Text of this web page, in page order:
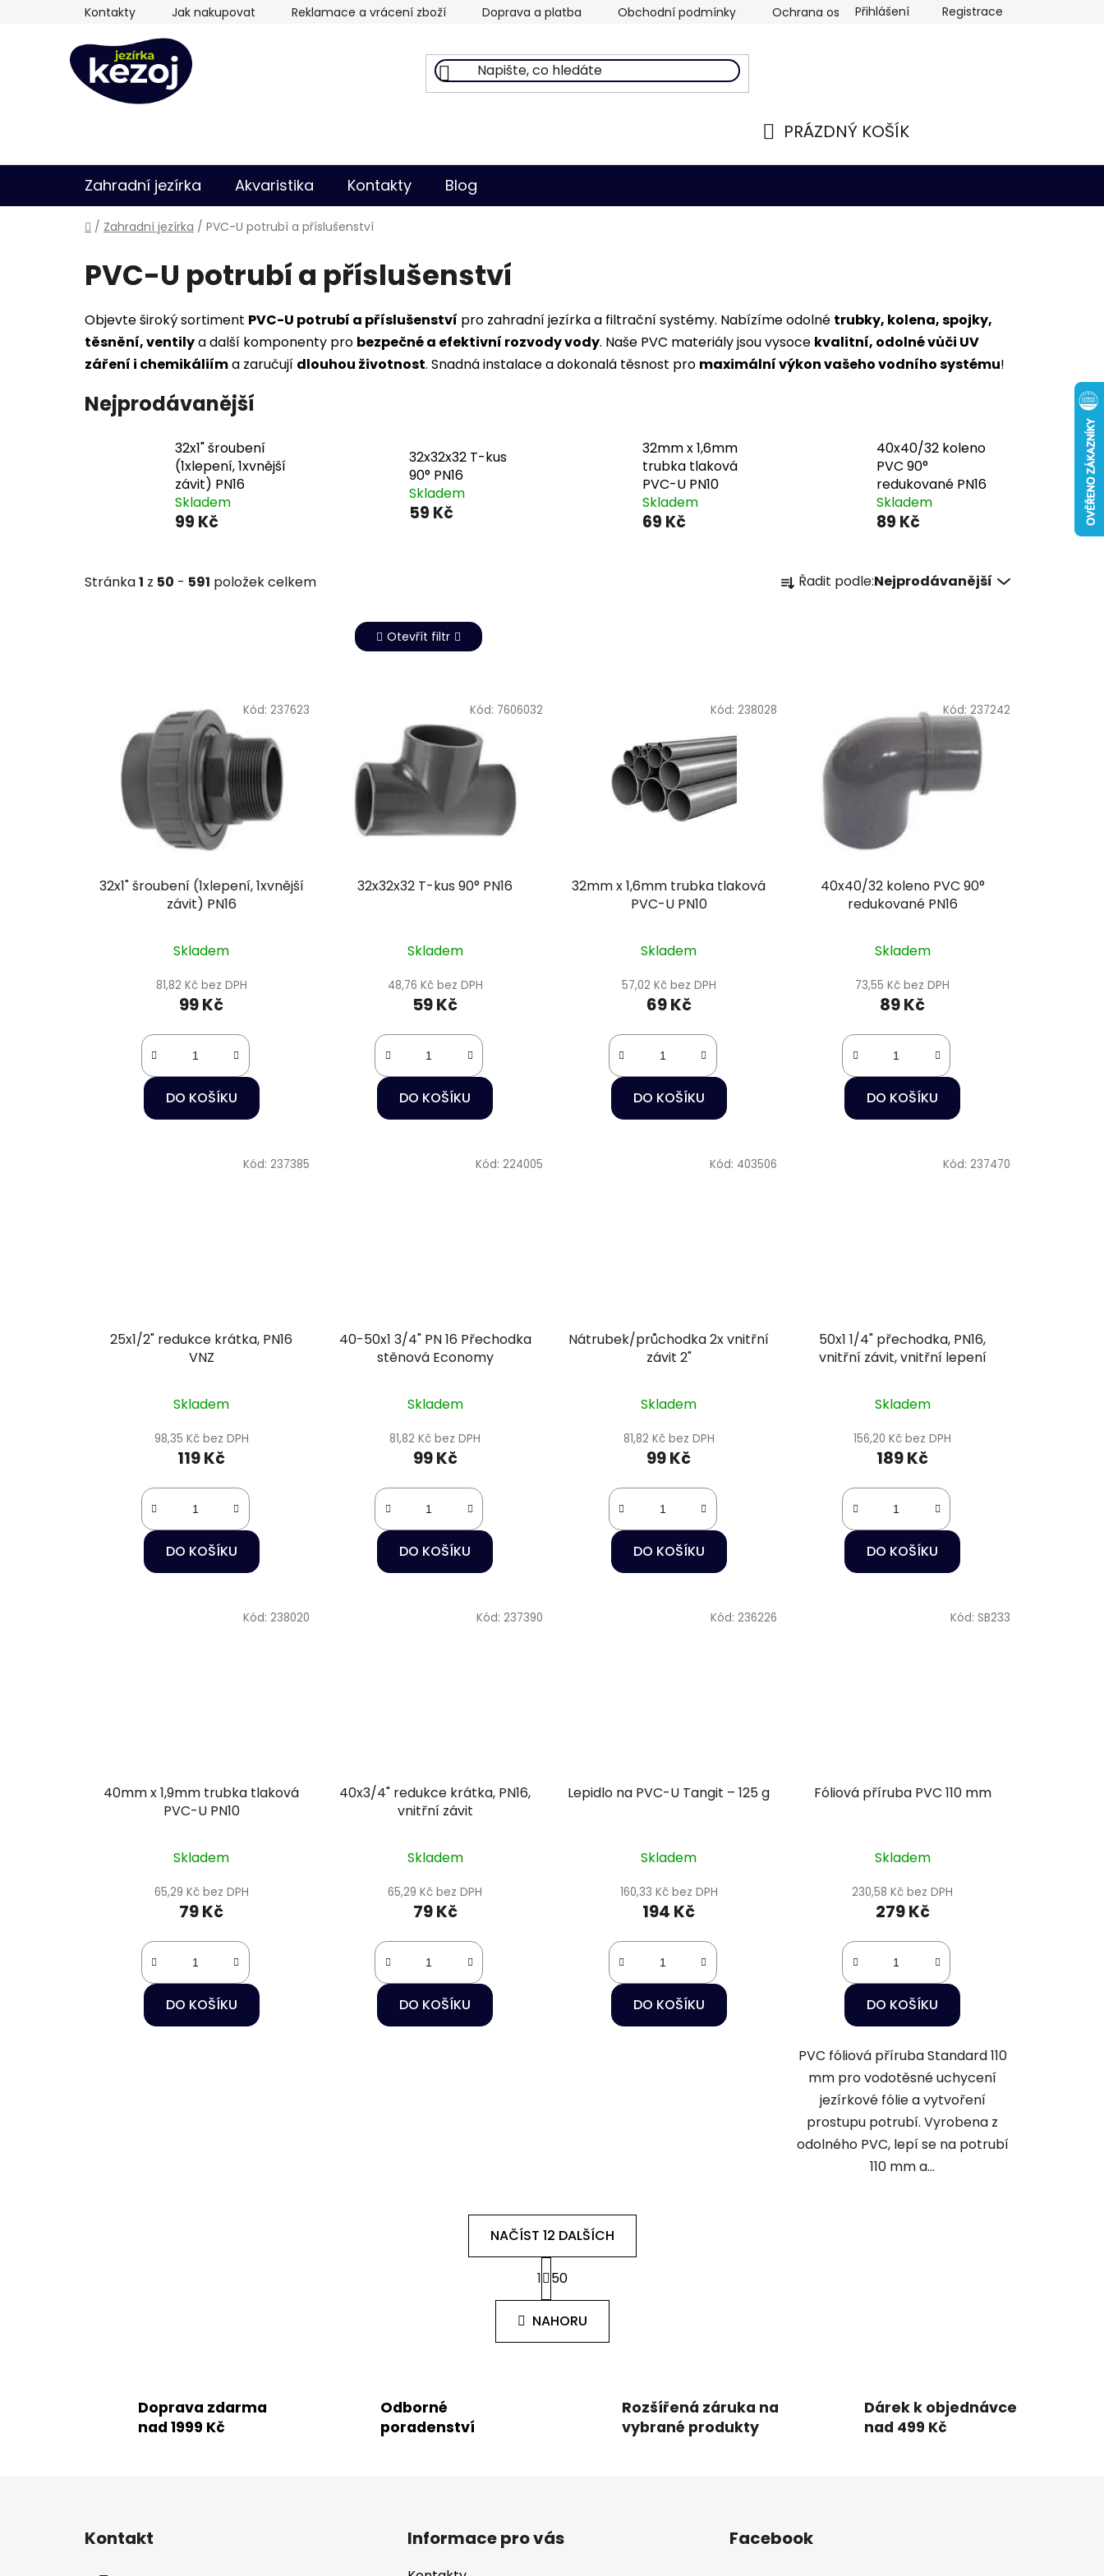
Kontakty Jak nakupovat Reklamace a vrácení zboží Doprava a platba Obchodní podmínky Ochrana osobních údajů
Přihlášení Registrace
PRÁZDNÝ KOŠÍK
Zahradní jezírka Akvaristika Kontakty Blog
Domů
/ Zahradní jezírka / PVC-U potrubí a příslušenství
PVC-U potrubí a příslušenství
Objevte široký sortiment PVC-U potrubí a příslušenství pro zahradní jezírka a filtrační systémy. Nabízíme odolné trubky, kolena, spojky,
těsnění, ventilya další komponenty pro bezpečné a efektivní rozvody vody. Naše PVC materiály jsou vysoce kvalitní, odolné vůči UV
záření i chemikáliíma zaručují dlouhou životnost. Snadná instalace a dokonalá těsnost pro maximální výkon vašeho vodního systému!
Nejprodávanější
32x1" šroubení
(1xlepení, 1xvnější
závit) PN16
Skladem
99 Kč
32x32x32 T-kus
90° PN16
Skladem
59 Kč
32mm x 1,6mm
trubka tlaková
PVC-U PN10
Skladem
69 Kč
40x40/32 koleno
PVC 90°
redukované PN16
Skladem
89 Kč
Stránka1 z 50 - 591 položek celkem a Řadit podle:Nejprodávanější
Otevřít filtr
32x1" šroubení (1xlepení, 1xvnější
závit) PN16
Skladem
81,82 Kč bez DPH
99 Kč
DO KOŠÍKU
Kód: 237623
32x32x32 T-kus 90° PN16
Skladem
48,76 Kč bez DPH
59 Kč
DO KOŠÍKU
Kód: 7606032
32mm x 1,6mm trubka tlaková
PVC-U PN10
Skladem
57,02 Kč bez DPH
69 Kč
DO KOŠÍKU
Kód: 238028
40x40/32 koleno PVC 90°
redukované PN16
Skladem
73,55 Kč bez DPH
89 Kč
DO KOŠÍKU
Kód: 237242
25x1/2" redukce krátka, PN16
VNZ
Skladem
98,35 Kč bez DPH
119 Kč
DO KOŠÍKU
Kód: 237385
40-50x1 3/4" PN 16 Přechodka
stěnová Economy
Skladem
81,82 Kč bez DPH
99 Kč
DO KOŠÍKU
Kód: 224005
Nátrubek/průchodka 2x vnitřní
závit 2"
Skladem
81,82 Kč bez DPH
99 Kč
DO KOŠÍKU
Kód: 403506
50x1 1/4" přechodka, PN16,
vnitřní závit, vnitřní lepení
Skladem
156,20 Kč bez DPH
189 Kč
DO KOŠÍKU
Kód: 237470
40mm x 1,9mm trubka tlaková
PVC-U PN10
Skladem
65,29 Kč bez DPH
79 Kč
DO KOŠÍKU
Kód: 238020
40x3/4" redukce krátka, PN16,
vnitřní závit
Skladem
65,29 Kč bez DPH
79 Kč
DO KOŠÍKU
Kód: 237390
Lepidlo na PVC-U Tangit – 125 g
Skladem
160,33 Kč bez DPH
194 Kč
DO KOŠÍKU
Kód: 236226
Fóliová příruba PVC 110 mm
Skladem
230,58 Kč bez DPH
279 Kč
DO KOŠÍKU
PVC fóliová příruba Standard 110
mm pro vodotěsné uchycení
jezírkové fólie a vytvoření
prostupu potrubí. Vyrobena z
odolného PVC, lepí se na potrubí
110 mm a...
Kód: SB233
O
v
l
á
ý
NAČÍST 12 DALŠÍCH
t
r
á
n
k
1 50
NAHORU
Doprava zdarma
nad 1999 Kč
Odborné
poradenství
Rozšířená záruka na
vybrané produkty
Dárek k objednávce
nad 499 Kč
Kontakt Informace pro vás Facebook